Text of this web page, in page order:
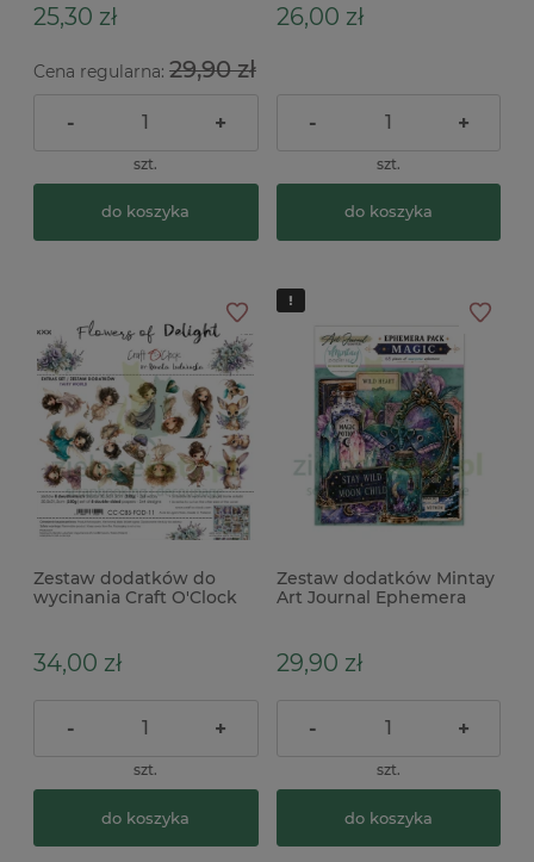
25,30 zł
Cena regularna: 29,90 zł
- +
szt.
do koszyka
26,00 zł
- +
szt.
do koszyka
Zestaw dodatków do
wycinania Craft O'Clock
34,00 zł
- +
szt.
do koszyka
Zestaw dodatków Mintay
Art Journal Ephemera
29,90 zł
- +
szt.
do koszyka